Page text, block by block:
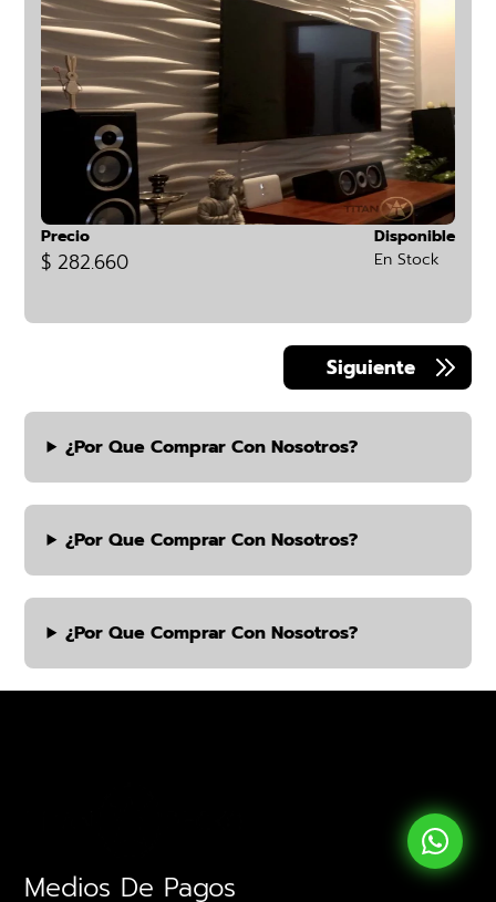
Precio
$ 282.660
Disponible
En Stock
¿por Que Comprar Con Nosotros?
¿por Que Comprar Con Nosotros?
¿por Que Comprar Con Nosotros?
Medios De Pagos